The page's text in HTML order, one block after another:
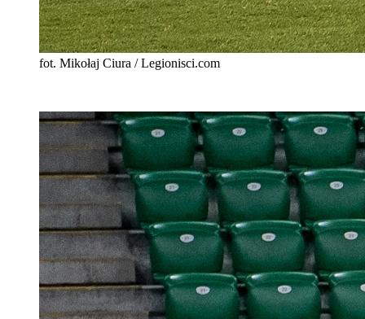
fot. Mikołaj Ciura / Legionisci.com